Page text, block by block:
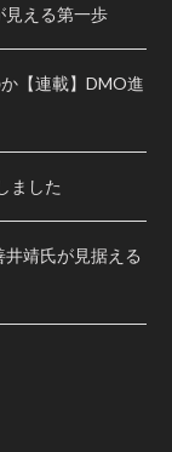
見える第一歩
【連載】DMO進
ました
靖氏が見据える